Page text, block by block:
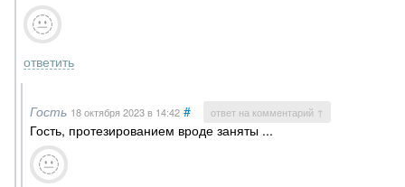
ответить
Гость 18 октября 2023в 14:42 # ответ на комментарий ↑
Гость, протезированием вроде заняты ...